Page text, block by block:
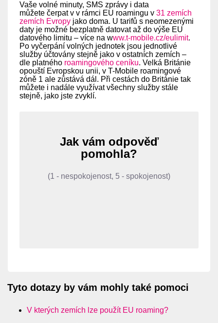
Vaše volné minuty, SMS zprávy i data
můžete čerpat v v rámci EU roamingu v 31 zemích
zemích Evropy jako doma. U tarifů s neomezenými
daty je možné bezplatně datovat až do výše EU
datového limitu – více na www.t-mobile.cz/eulimit.
Po vyčerpání volných jednotek jsou jednotlivé
služby účtovány stejně jako v ostatních zemích –
dle platného roamingového ceníku. Velká Británie
opouští Evropskou unii, v T-Mobile roamingové
zóně 1 ale zůstává dál. Při cestách do Británie tak
můžete i nadále využívat všechny služby stále
stejně, jako jste zvyklí.
Jak vám odpověď
pomohla?
(1 - nespokojenost, 5 - spokojenost)
Tyto dotazy by vám mohly také pomoci
V kterých zemích lze použít EU roaming?